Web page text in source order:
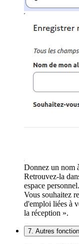
Donnez un nom
Retrouvez-la
espace personnel.
Vous souhaitez
d'emploi liées à
la réception ».
7. Autres